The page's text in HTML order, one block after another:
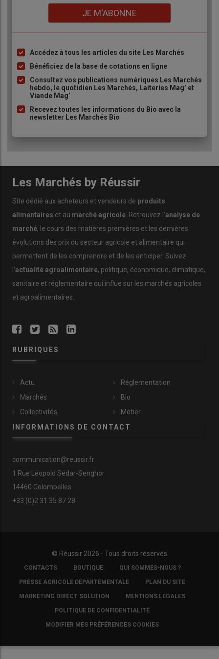
JE M'ABONNE
Liste
à
puce
Accédez à tous les articles du site Les Marchés
Bénéficiez de la base de cotations en ligne
Consultez vos publications numériques Les Marchés
hebdo, le quotidien Les Marchés, Laiteries Mag’ et
Viande Mag’
Recevez toutes les informations du Bio avec la
newsletter Les Marchés Bio
Les Marchés by Réussir
Site dédié aux acheteurs et vendeurs de produits
alimentaires et au marché agricole. Retrouvez l'analyse de
marché, le cours des matières premières et les dernières
évolutions des prix du secteur agricole et alimentaire qui
permettent de les comprendre et de les anticiper. Suivez
l'actualité agroalimentaire, politique, économique, climatique,
sanitaire et réglementaire qui influe sur les marchés agricoles
et agroalimentaires.
RUBRIQUES
Actu
Marchés
Collectivités
Réglementation
Bio
Métier
INFORMATIONS DE CONTACT
communication@reussir.fr
1 Rue Léopold Sédar-Senghor
14460 Colombelles
+33 (0)2 31 35 87 28
© Réussir 2026 - Tous droits réservés
FOOTER
COPYRIGHT
CONTACTS BOUTIQUE QUI SOMMES-NOUS ?
PRESSE AGRICOLE DÉPARTEMENTALE PLAN DU SITE
MARKETING DIRECT SOLUTION MENTIONS LÉGALES
POLITIQUE DE CONFIDENTIALITÉ
MODIFIER MES PRÉFÉRENCES COOKIES